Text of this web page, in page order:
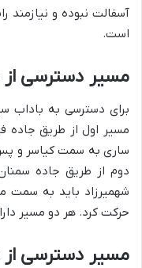
آسفالت نبوده و نیازمند
است.
مسیر دسترسی از
برای دسترسی به باداب
مسیر اول از طریق
ساری به سمت کیاسر و
دوم از طریق جاده
شهمیرزاد باید به سمت
حرکت کرد. هر دو مسیر
مسیر دسترسی